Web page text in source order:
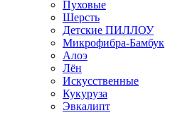
Пуховые
Шерсть
Детские ПИЛЛОУ
Микрофибра-Бамбук
Алоэ
Лён
Искусственные
Кукуруза
Эвкалипт